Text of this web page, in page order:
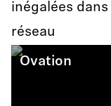
inégalées
réseau
Ovation